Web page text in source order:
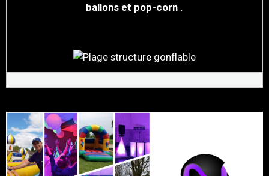
ballons et pop-corn .